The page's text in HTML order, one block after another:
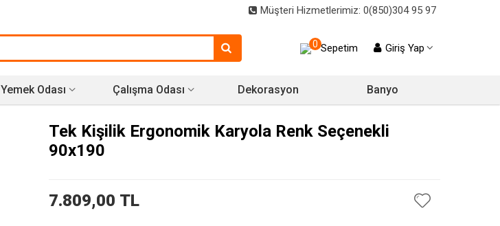
Müşteri Hizmetlerimiz: 0(850)304 95 97
0 Sepetim Giriş Yap
Yemek Odası Çalışma Odası Dekorasyon Banyo
Tek Kişilik Ergonomik Karyola Renk Seçenekli
90x190
7.809,00 TL